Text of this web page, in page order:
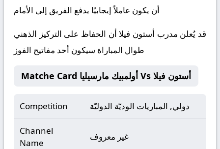
أن يكون عاملاً إيجابيًا يدفع الفريق إلى الأمام
قد يُعلن مدرب أستون فيلا أن الحفاظ على التركيز الذهني
طوال المباراة سيكون أحد مفاتيح الفوز
Matche Card أولمبيك مارسيليا Vs أستون فيلا
Competition دولي, المباريات الوديّة الدوليّة
Channel
Name
غير معروف